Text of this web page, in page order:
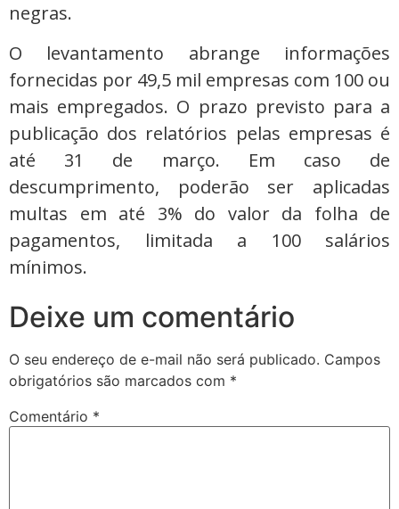
negras.
O levantamento abrange informações
fornecidas por 49,5 mil empresas com 100 ou
mais empregados. O prazo previsto para a
publicação dos relatórios pelas empresas é
até 31 de março. Em caso de
descumprimento, poderão ser aplicadas
multas em até 3% do valor da folha de
pagamentos, limitada a 100 salários
mínimos.
Deixe um comentário
O seu endereço de e-mail não será publicado. Campos
obrigatórios são marcados com *
Comentário *